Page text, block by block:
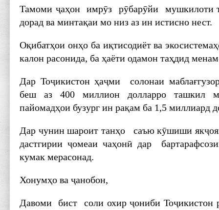
Тамоми ҷаҳон имрӯз рӯбарӯйи мушкилоти
дорад ва минтақаи мо низ аз ин истисно нест.
Оқибатҳои онҳо ба иқтисодиёт ва
калон расонида, ба ҳаёти одамон таҳдид
Дар Тоҷикистон ҳаҷми солонаи
беш аз 400 миллион долларро ташкил
пайомадҳои бузург ин рақам ба 1,5 миллиард
Дар чунин шароит танҳо саъю кӯшиши
дастгирии ҷомеаи чаҳонӣ дар
кумак мерасонад.
Хонумҳо ва ҷанобон,
Давоми бист соли охир ҷониби Тоҷикистон